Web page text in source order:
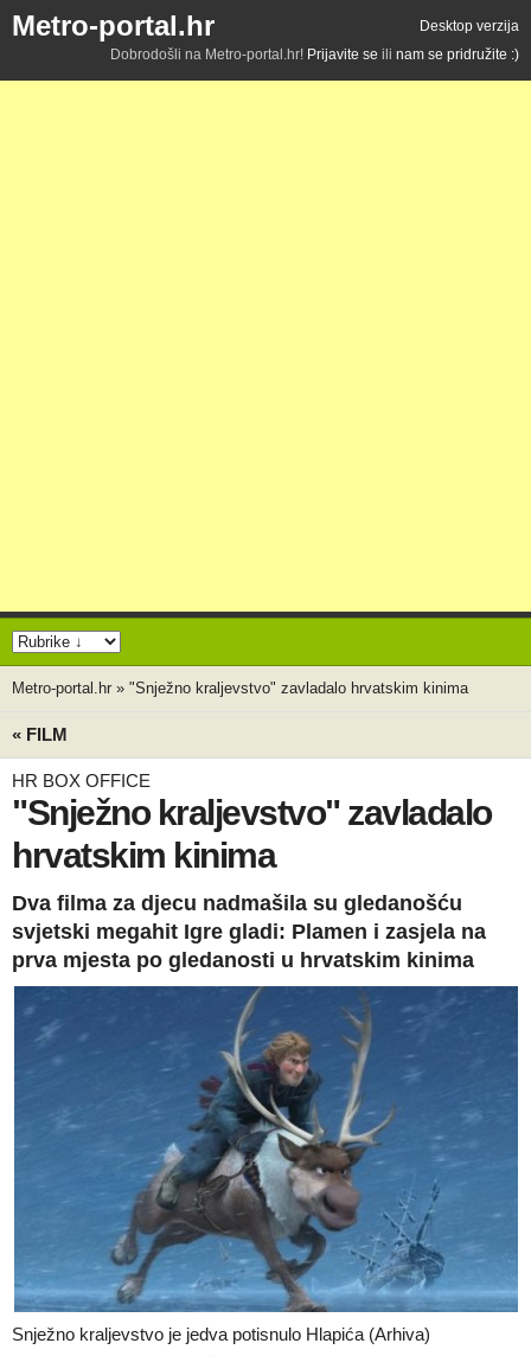
Metro-portal.hr
Desktop verzija
Dobrodošli na Metro-portal.hr! Prijavite se ili nam se pridružite :)
Metro-portal.hr » "Snježno kraljevstvo" zavladalo hrvatskim kinima
« FILM
HR BOX OFFICE
"Snježno kraljevstvo" zavladalo
hrvatskim kinima
Dva filma za djecu nadmašila su gledanošću
svjetski megahit Igre gladi: Plamen i zasjela na
prva mjesta po gledanosti u hrvatskim kinima
Snježno kraljevstvo je jedva potisnulo Hlapića (Arhiva)